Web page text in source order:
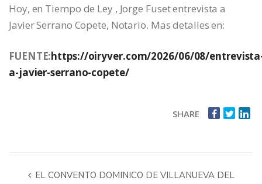
Hoy, en Tiempo de Ley , Jorge Fuset entrevista a
Javier Serrano Copete, Notario. Mas detalles en:
FUENTE:https://oiryver.com/2026/06/08/
a-javier-serrano-copete/
SHARE
EL CONVENTO DOMINICO DE VILLANUEVA DEL